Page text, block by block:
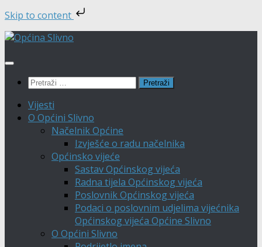
Skip to content
Skip
content
Pretraži:
Vijesti
O Općini Slivno
Načelnik Općine
Izvješće o radu načelnika
Općinsko vijeće
Sastav Općinskog vijeća
Radna tijela Općinskog vijeća
Poslovnik Općinskog vijeća
Podaci o poslovnim udjelima vijećnika
Općinskog vijeća Općine Slivno
O Općini Slivno